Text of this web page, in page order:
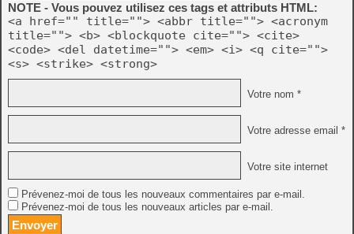
NOTE - Vous pouvez utilisez ces tags et attributs HTML:
<a href="" title=""> <abbr title=""> <acronym
title=""> <b> <blockquote cite=""> <cite>
<code> <del datetime=""> <em> <i> <q cite="">
<s> <strike> <strong>
Votre nom *
Votre adresse email *
Votre site internet
Prévenez-moi de tous les nouveaux commentaires par e-mail.
Prévenez-moi de tous les nouveaux articles par e-mail.